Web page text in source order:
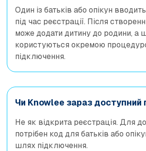
Один із батьків або опікун
під час реєстрації. Після
може додати дитину до родини, а
користуються окремою
підключення.
Чи Knowlee зараз доступний
Не як відкрита реєстрація. Для
потрібен код для батьків або
шлях підключення.